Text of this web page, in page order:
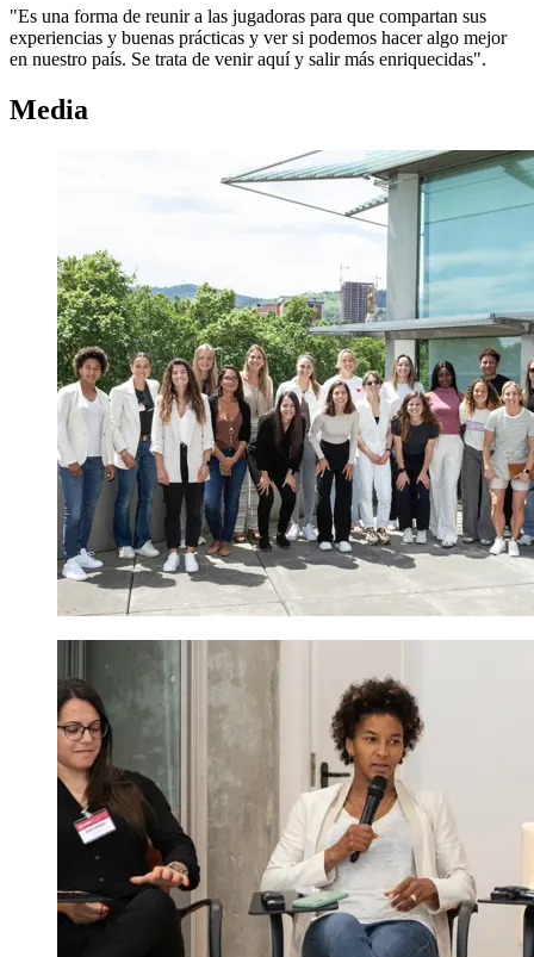
"Es una forma de reunir a las jugadoras para que compartan sus
experiencias y buenas prácticas y ver si podemos hacer algo mejor
en nuestro país. Se trata de venir aquí y salir más enriquecidas".
Media